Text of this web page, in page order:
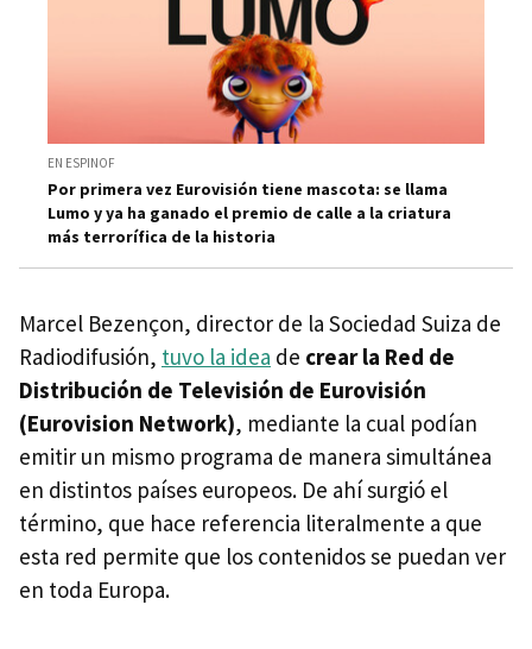
EN ESPINOF
Por primera vez Eurovisión tiene mascota: se llama
Lumo y ya ha ganado el premio de calle a la criatura
más terrorífica de la historia
Marcel Bezençon, director de la Sociedad Suiza de
Radiodifusión, tuvo la idea de crear la Red de
Distribución de Televisión de Eurovisión
(Eurovision Network), mediante la cual podían
emitir un mismo programa de manera simultánea
en distintos países europeos. De ahí surgió el
término, que hace referencia literalmente a que
esta red permite que los contenidos se puedan ver
en toda Europa.